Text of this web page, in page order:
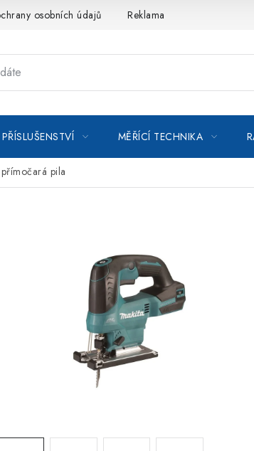
osobních údajů Reklamace
PŘÍSLUŠENSTVÍ MĚŘÍCÍ TECHNIKA
pila